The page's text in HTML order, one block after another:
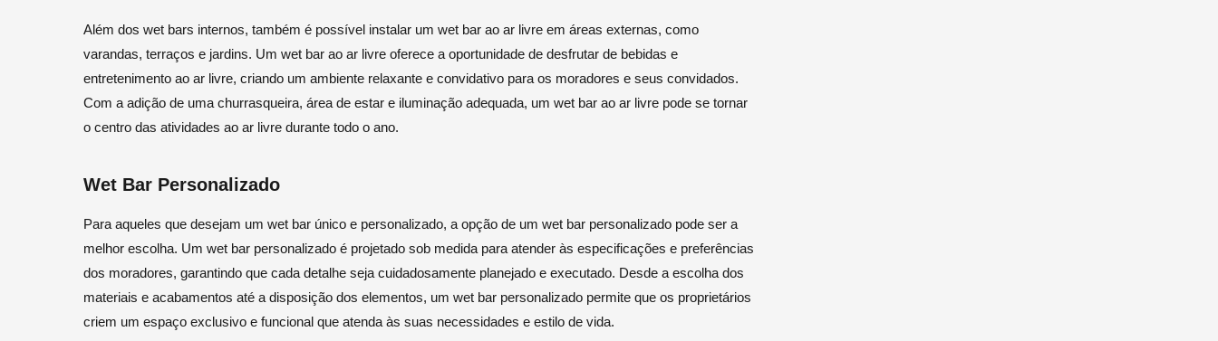
Além dos wet bars internos, também é possível instalar um wet bar ao ar livre em áreas externas, como
varandas, terraços e jardins. Um wet bar ao ar livre oferece a oportunidade de desfrutar de bebidas e
entretenimento ao ar livre, criando um ambiente relaxante e convidativo para os moradores e seus convidados.
Com a adição de uma churrasqueira, área de estar e iluminação adequada, um wet bar ao ar livre pode se tornar
o centro das atividades ao ar livre durante todo o ano.
Wet Bar Personalizado
Para aqueles que desejam um wet bar único e personalizado, a opção de um wet bar personalizado pode ser a
melhor escolha. Um wet bar personalizado é projetado sob medida para atender às especificações e preferências
dos moradores, garantindo que cada detalhe seja cuidadosamente planejado e executado. Desde a escolha dos
materiais e acabamentos até a disposição dos elementos, um wet bar personalizado permite que os proprietários
criem um espaço exclusivo e funcional que atenda às suas necessidades e estilo de vida.